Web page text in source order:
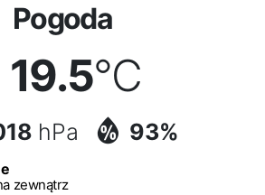
Pogoda
19.5°C
hPa 93%
zewnątrz